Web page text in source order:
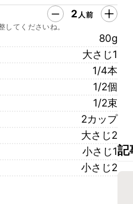
2 人前
てくださいね。
80g
大さじ1
1/4本
1/2個
1/2束
2カップ
大さじ2
小さじ1
小さじ2
記